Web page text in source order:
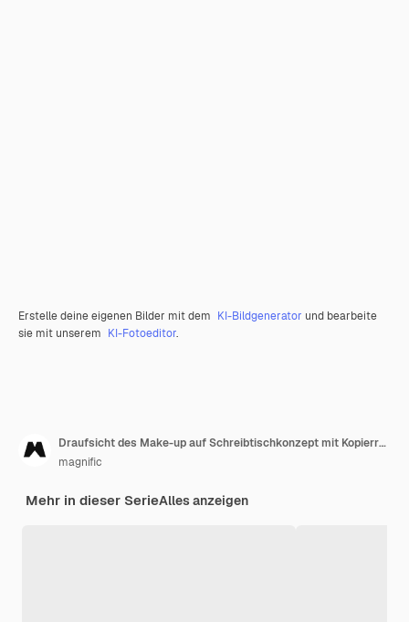
Erstelle deine eigenen Bilder mit dem KI-Bildgenerator und bearbeite
sie mit unserem KI-Fotoeditor.
Draufsicht des Make-up auf Schreibtischkonzept mit Kopierraum
magnific
Mehr in dieser SerieAlles anzeigen